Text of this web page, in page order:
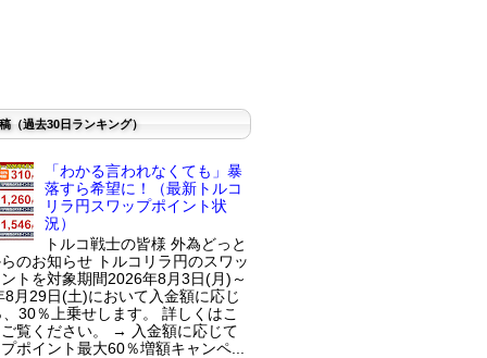
（過去30日ランキング）
「わかる言われなくても」暴
落すら希望に！（最新トルコ
リラ円スワップポイント状
況）
トルコ戦士の皆様 外為どっと
のお知らせ トルコリラ円のスワッ
トを対象期間2026年8月3日(月)～
8月29日(土)において入金額に応じ
30％上乗せします。 詳しくはこ
覧ください。 → 入金額に応じて
ポイント最大60％増額キャンペ...